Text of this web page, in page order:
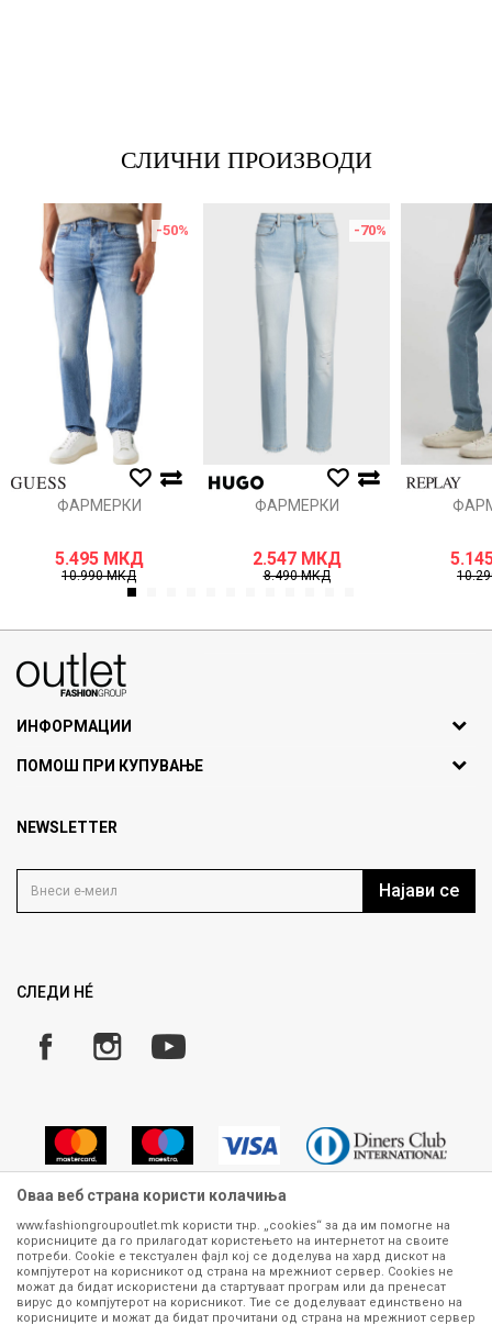
Порака
СЛИЧНИ ПРОИЗВОДИ
-50%
ФАРМЕРКИ
5.495 МКД
10.990МКД
-70%
ФАРМЕРКИ
2.547 МКД
8.490МКД
1
ИНФОРМАЦИИ
За нас
Продавница
Кариера
ПОМОШ ПРИ КУПУВАЊЕ
Политика на приватност
Како да купите
Замена и рефундација на производи
Плаќање
NEWSLETTER
Најави се
СЛЕДИ НÉ
Сите информации околу производите кои се изложени на нашата
онлајн продавница се стремиме да бидат конкретни, точни и прецизни,
меѓутоа не можеме да гарантираме дека се без ниту една грешка или
пак дека сите производи во моментот се достапни на залиха.
Оваа веб страна користи колачиња
www.fashiongroupoutlet.mk користи тнр. „cookies“ за да им помогне на
корисниците да го прилагодат користењето на интернетот на своите
потреби. Cookie е текстуален фајл кој се доделува на хард дискот на
компјутерот на корисникот од страна на мрежниот сервер. Cookies не
можат да бидат искористени да стартуваат програм или да пренесат
вирус до компјутерот на корисникот. Тие се доделуваат единствено на
корисниците и можат да бидат прочитани од страна на мрежниот сервер